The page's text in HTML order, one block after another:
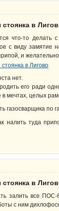
стоянка в
что-то делать
с виду замятие
и
нет.
его ради
мечтах, целых
газосварщика
налить туда
стоянка в
залить все
с ним